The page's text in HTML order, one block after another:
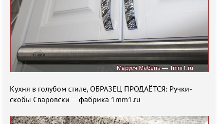
Кухня в голубом стиле, ОБРАЗЕЦ ПРОДАЁТСЯ: Ручки-
скобы Сваровски — фабрика 1mm1.ru